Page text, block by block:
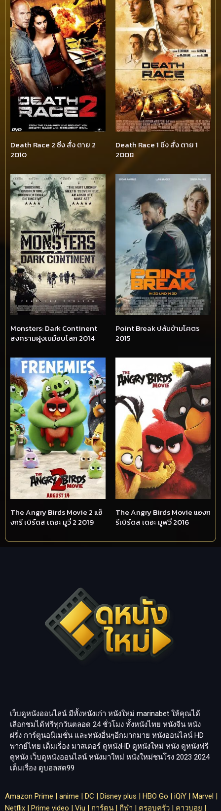
Death Race 2 ซิ่ง สั่ง ตาย 2
2010
Death Race 1 ซิ่ง สั่ง ตาย 1
2008
Monsters: Dark Continent
สงครามฝูงเขมือบโลก 2014
Point Break ปล้นข้ามโคตร
2015
The Angry Birds Movie 2 แอ็
งกรี เบิร์ดส เดอะ มูวี่ 2 2019
The Angry Birds Movie แองก
รีเบิร์ดส เดอะ มูฟวี่ 2016
เว็บดูหนังออนไลน์ มีทั้งหนังเก่า หนังใหม่ marinabet ให้คุณได้
เลือกชมได้ฟรีทุกวันตลอด 24 ชั่วโมง ทั้งหนังไทย หนังจีน หนัง
ฝรั่ง การ์ตูนอนิเมชั่น และหนังอื่นๆอีกมากมาย หนังออนไลน์ HD
พากย์ไทย เต็มเรื่อง มาสเตอร์ ดูหนังHD ดูหนังใหม่ หนัง ดูหนังฟรี
ดูหนัง เว็บดูหนังออนไลน์ หนังมาใหม่ หนังใหม่ชนโรง 2023 2024
เต็มเรื่อง ดูบอลสด99
Amazon Prime | anime | DC | Disney plus | HBO Go | iQiY | Marvel |
Netflix | Prime video | Viu | การ์ตูน | กีฬา | ครอบครัว | คาวบอย |